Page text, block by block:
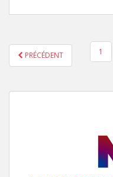
NAVIGATION
PRÉCÉDENT 1